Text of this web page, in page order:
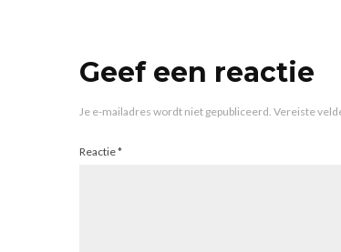
Geef een reactie
Je e-mailadres wordt niet gepubliceerd. Vereiste
Reactie*